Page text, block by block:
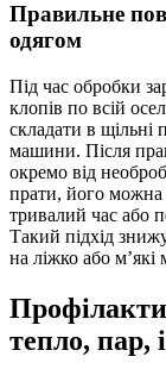
Правильне
одягом
Під час обробки
клопів по всій
складати в щільні
машини. Після
окремо від
прати, його можна
тривалий час або
Такий підхід
на ліжко або м’які
тепло, пар,